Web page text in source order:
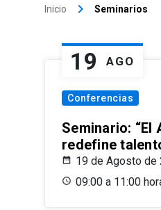
Inicio keyboard_arrow_right Seminarios
19 AGO
Conferencias
Seminario:
redefine
19 de Agosto de
09:00 a 11:00